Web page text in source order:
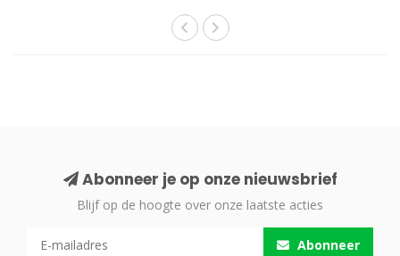
Abonneer je op onze nieuwsbrief
Blijf op de hoogte over onze laatste acties
Abonneer